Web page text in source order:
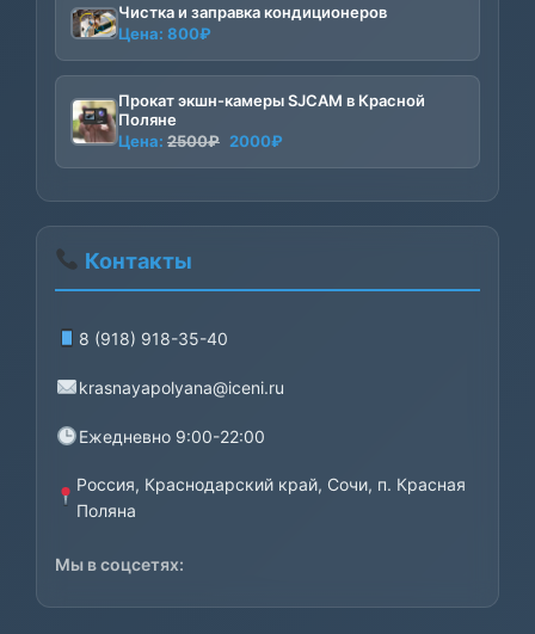
Чистка и заправка кондиционеров
Цена: 800₽
Прокат экшн-камеры SJCAM в Красной
Поляне
Цена: 2500₽ Первоначальная
2000₽
Контакты
8 (918) 918-35-40
krasnayapolyana@iceni.ru
Ежедневно 9:00-22:00
Россия, Краснодарский край, Сочи, п. Красная
Поляна
Мы в соцсетях: